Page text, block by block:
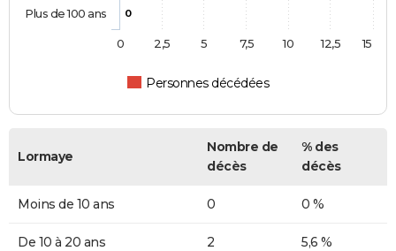
0
Personnes décédées
Plus de 100 ans
0 2,5 5 7,5 10 12,5 15
Lormaye
Nombre de
décès
% des
décès
Moins de 10 ans 0 0 %
De 10 à 20 ans 2 5,6 %